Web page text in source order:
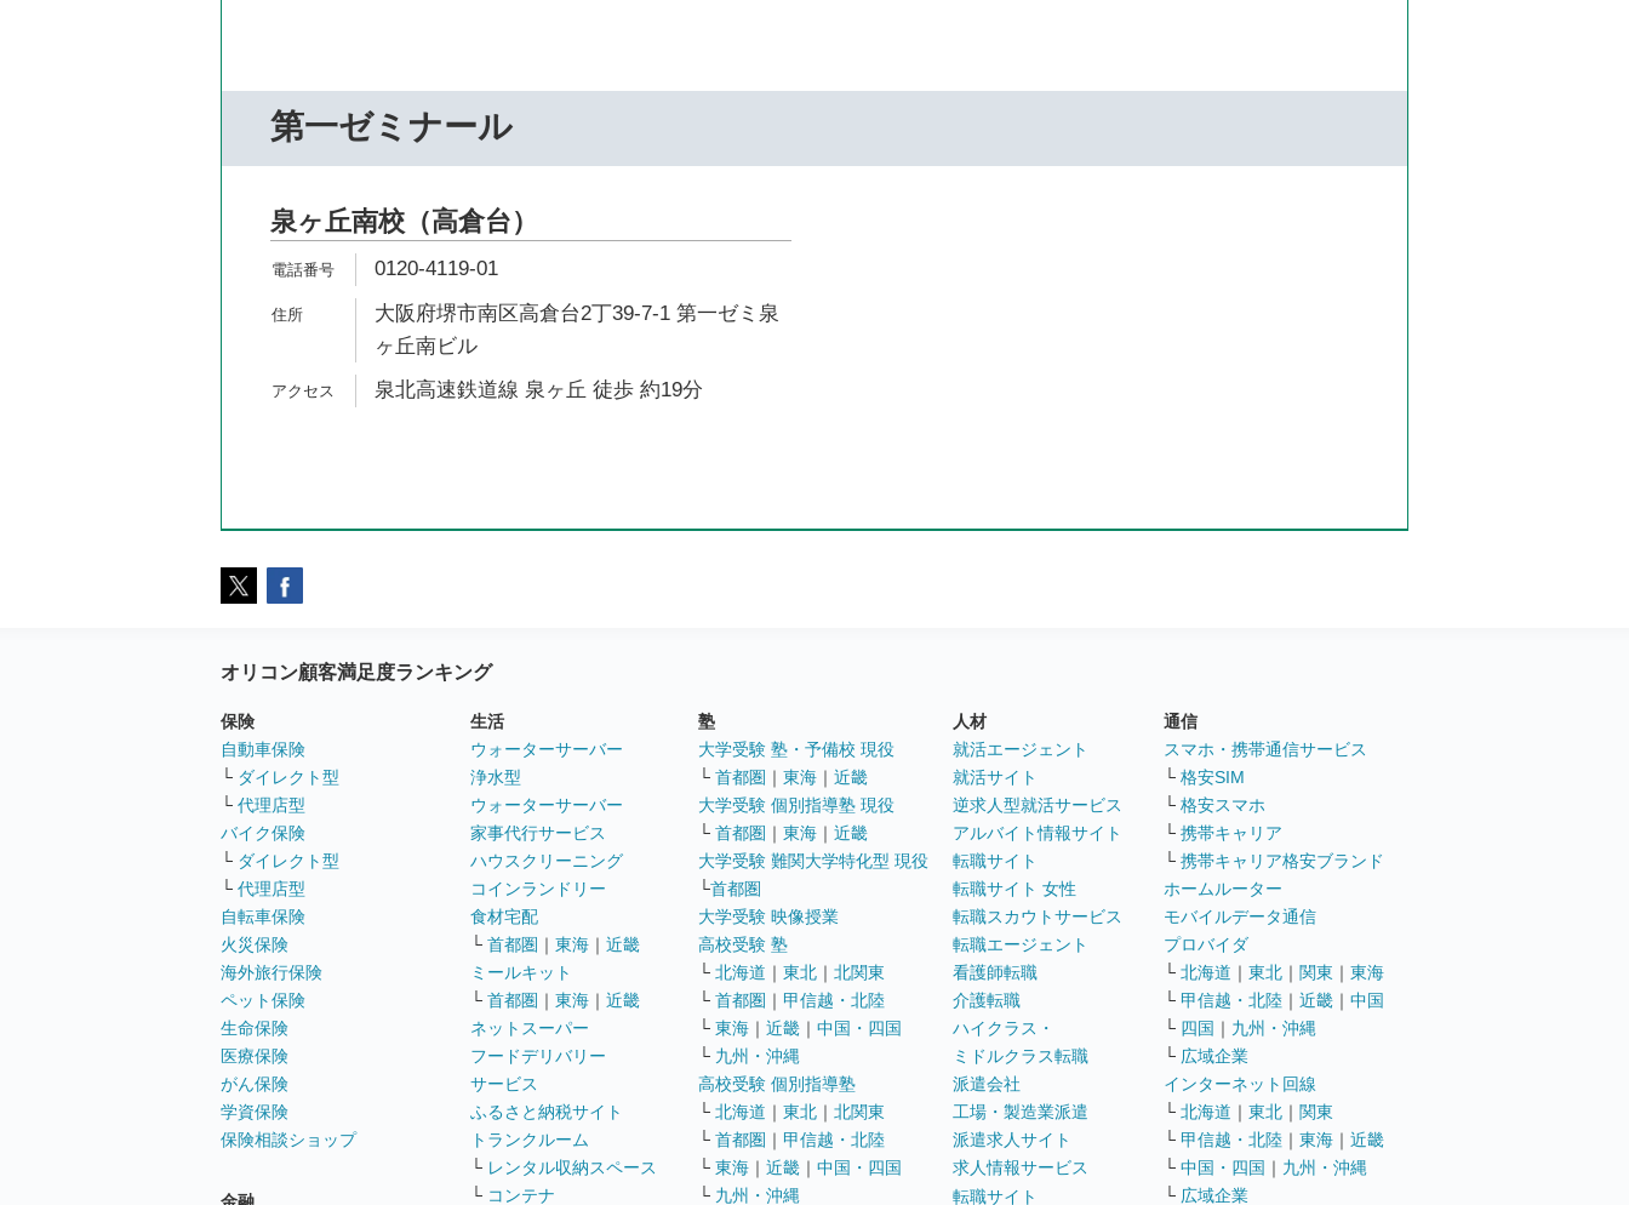
第一ゼミナール
泉ヶ丘南校（高倉台）
0120-4119-01
大阪府堺市南区高倉台2丁39-7-1 第一ゼミ泉
ヶ丘南ビル
泉北高速鉄道線 泉ヶ丘 徒歩 約19分
オリコン顧客満足度ランキング
保険
自動車保険
└ ダイレクト型
└ 代理店型
バイク保険
└ ダイレクト型
└ 代理店型
自転車保険
火災保険
海外旅行保険
ペット保険
生命保険
医療保険
がん保険
学資保険
保険相談ショップ
生活
ウォーターサーバー
浄水型
ウォーターサーバー
家事代行サービス
ハウスクリーニング
コインランドリー
食材宅配
└ 首都圏 ｜ 東海 ｜ 近畿
ミールキット
└ 首都圏 ｜ 東海 ｜ 近畿
ネットスーパー
フードデリバリー
サービス
ふるさと納税サイト
トランクルーム
└ レンタル収納スペース
└ コンテナ
塾
大学受験 塾・予備校 現役
└ 首都圏 ｜ 東海 ｜ 近畿
大学受験 個別指導塾 現役
└ 首都圏 ｜ 東海 ｜ 近畿
大学受験 難関大学特化型 現役
└首都圏
大学受験 映像授業
高校受験 塾
└ 北海道 ｜ 東北 ｜ 北関東
└ 首都圏 ｜ 甲信越・北陸
└ 東海 ｜ 近畿 ｜ 中国・四国
└ 九州・沖縄
高校受験 個別指導塾
└ 北海道 ｜ 東北 ｜ 北関東
└ 首都圏 ｜ 甲信越・北陸
└ 東海 ｜ 近畿 ｜ 中国・四国
└ 九州・沖縄
人材
就活エージェント
就活サイト
逆求人型就活サービス
アルバイト情報サイト
転職サイト
転職サイト 女性
転職スカウトサービス
転職エージェント
看護師転職
介護転職
ハイクラス・
ミドルクラス転職
派遣会社
工場・製造業派遣
派遣求人サイト
求人情報サービス
転職サイト
通信
スマホ・携帯通信サービス
└ 格安SIM
└ 格安スマホ
└ 携帯キャリア
└ 携帯キャリア格安ブランド
ホームルーター
モバイルデータ通信
プロバイダ
└ 北海道 ｜ 東北 ｜ 関東 ｜ 東海
└ 甲信越・北陸 ｜ 近畿 ｜ 中国
└ 四国 ｜ 九州・沖縄
└ 広域企業
インターネット回線
└ 北海道 ｜ 東北 ｜ 関東
└ 甲信越・北陸 ｜ 東海 ｜ 近畿
└ 中国・四国 ｜ 九州・沖縄
└ 広域企業